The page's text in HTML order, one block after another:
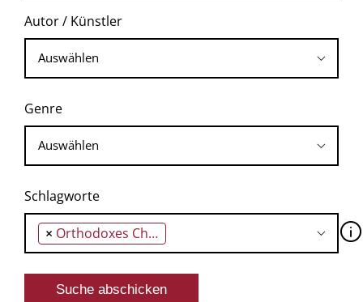
Autor / Künstler
Genre
Schlagworte
× Orthodoxes Christentum 🛈